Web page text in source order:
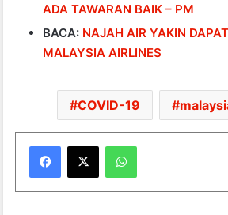
ADA TAWARAN BAIK – PM
BACA: NAJAH AIR YAKIN
MALAYSIA AIRLINES
COVID-19
WhatsApp